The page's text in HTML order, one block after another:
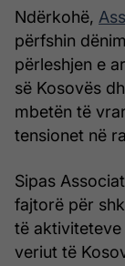
Ndërkohë,
përfshin
përleshjen e
së Kosovës
mbetën të
tensionet në
Sipas
fajtorë për
të
veriut të